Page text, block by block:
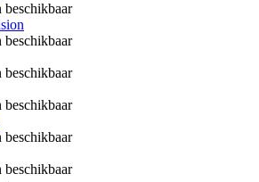
beschikbaar
beschikbaar
beschikbaar
beschikbaar
beschikbaar
beschikbaar